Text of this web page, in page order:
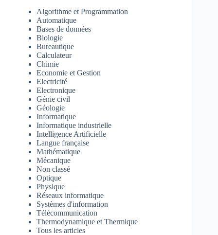
Algorithme et Programmation
Automatique
Bases de données
Biologie
Bureautique
Calculateur
Chimie
Economie et Gestion
Electricité
Electronique
Génie civil
Géologie
Informatique
Informatique industrielle
Intelligence Artificielle
Langue française
Mathématique
Mécanique
Non classé
Optique
Physique
Réseaux informatique
Systèmes d'information
Télécommunication
Thermodynamique et Thermique
Tous les articles